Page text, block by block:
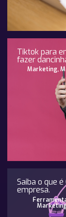
Tiktok para
fazer
Marketing,
Saiba o que
empresa.